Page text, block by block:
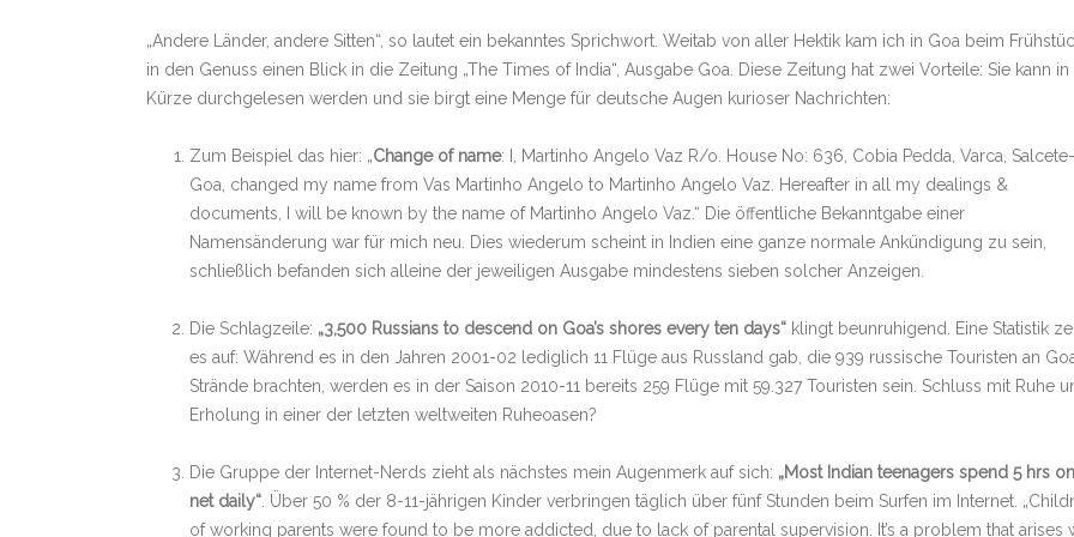
„Andere Länder, andere Sitten“, so lautet ein bekanntes Sprichwort. Weitab von aller Hektik kam ich in Goa beim
in den Genuss einen Blick in die Zeitung „The Times of India“, Ausgabe Goa. Diese Zeitung hat zwei Vorteile: Sie kann in
Kürze durchgelesen werden und sie birgt eine Menge für deutsche Augen kurioser Nachrichten:
Zum Beispiel das hier: „Change of name: I, Martinho Angelo Vaz R/o. House No: 636, Cobia Pedda, Varca, Salcete-
Goa, changed my name from Vas Martinho Angelo to Martinho Angelo Vaz. Hereafter in all my dealings &
documents, I will be known by the name of Martinho Angelo Vaz.“ Die öffentliche Bekanntgabe einer
Namensänderung war für mich neu. Dies wiederum scheint in Indien eine ganze normale Ankündigung zu sein,
schließlich befanden sich alleine der jeweiligen Ausgabe mindestens sieben solcher Anzeigen.
Die Schlagzeile: „3,500 Russians to descend on Goa’s shores every ten days“ klingt beunruhigend. Eine Statistik
es auf: Während es in den Jahren 2001-02 lediglich 11 Flüge aus Russland gab, die 939 russische Touristen an
Strände brachten, werden es in der Saison 2010-11 bereits 259 Flüge mit 59.327 Touristen sein. Schluss mit Ruhe
Erholung in einer der letzten weltweiten Ruheoasen?
Die Gruppe der Internet-Nerds zieht als nächstes mein Augenmerk auf sich: „Most Indian teenagers spend 5 hrs on
net daily“ . Über 50 % der 8-11-jährigen Kinder verbringen täglich über fünf Stunden beim Surfen im Internet.
of working parents were found to be more addicted, due to lack of parental supervision. It’s a problem that arises